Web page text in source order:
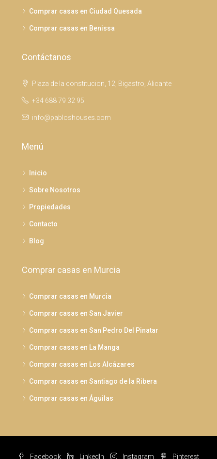
Comprar casas en Ciudad Quesada
Comprar casas en Benissa
Contáctanos
Plaza de la constitucion, 12, Bigastro, Alicante
+34 688 79 32 95
info@pabloshouses.com
Menú
Inicio
Sobre Nosotros
Propiedades
Contacto
Blog
Comprar casas en Murcia
Comprar casas en Murcia
Comprar casas en San Javier
Comprar casas en San Pedro Del Pinatar
Comprar casas en La Manga
Comprar casas en Los Alcázares
Comprar casas en Santiago de la Ribera
Comprar casas en Águilas
Facebook LinkedIn Instagram Pinterest